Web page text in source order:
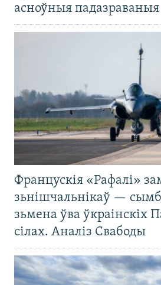
асноўныя падазраваныя
Францускія «Рафалі»
зьнішчальнікаў —
зьмена ўва ўкраінскіх
сілах. Аналіз Свабоды